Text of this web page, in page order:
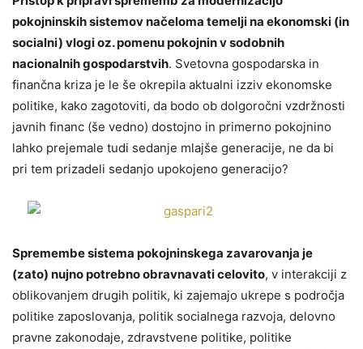
pokojninskih sistemov načeloma temelji na ekonomski (in
socialni) vlogi oz. pomenu pokojnin v sodobnih
nacionalnih gospodarstvih. Svetovna gospodarska in
finančna kriza je le še okrepila aktualni izziv ekonomske
politike, kako zagotoviti, da bodo ob dolgoročni vzdržnosti
javnih financ (še vedno) dostojno in primerno pokojnino
lahko prejemale tudi sedanje mlajše generacije, ne da bi
pri tem prizadeli sedanjo upokojeno generacijo?
Spremembe sistema pokojninskega zavarovanja je
(zato) nujno potrebno obravnavati celovito, v interakciji z
oblikovanjem drugih politik, ki zajemajo ukrepe s področja
politike zaposlovanja, politik socialnega razvoja, delovno
pravne zakonodaje, zdravstvene politike, politike